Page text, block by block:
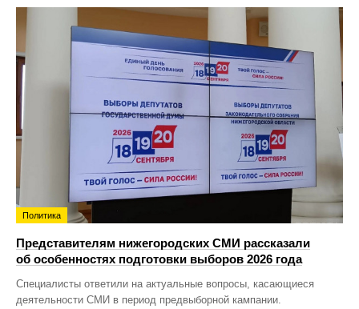
Политика
Представителям нижегородских СМИ рассказали
об особенностях подготовки выборов 2026 года
Специалисты ответили на актуальные вопросы, касающиеся
деятельности СМИ в период предвыборной кампании.